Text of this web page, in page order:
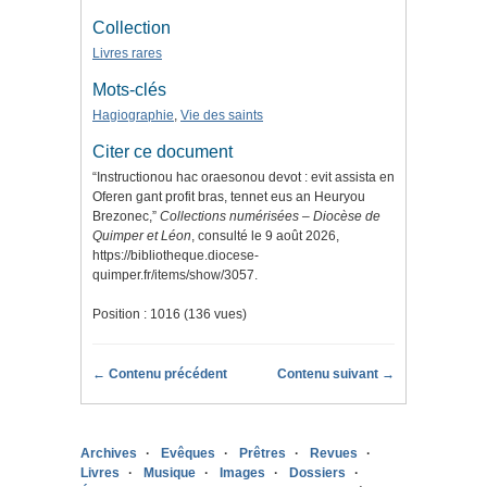
Collection
Livres rares
Mots-clés
Hagiographie, Vie des saints
Citer ce document
“Instructionou hac oraesonou devot : evit assista en
Oferen gant profit bras, tennet eus an Heuryou
Brezonec,” Collections numérisées – Diocèse de
Quimper et Léon , consulté le 9 août 2026,
https://bibliotheque.diocese-
quimper.fr/items/show/3057
Position : 1016 (136 vues)
← Contenu précédent Contenu suivant →
Archives Evêques Prêtres
Revues
Livres
Musique Images
Dossiers